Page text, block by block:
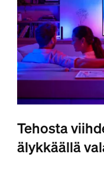
Tehosta
älykkäällä